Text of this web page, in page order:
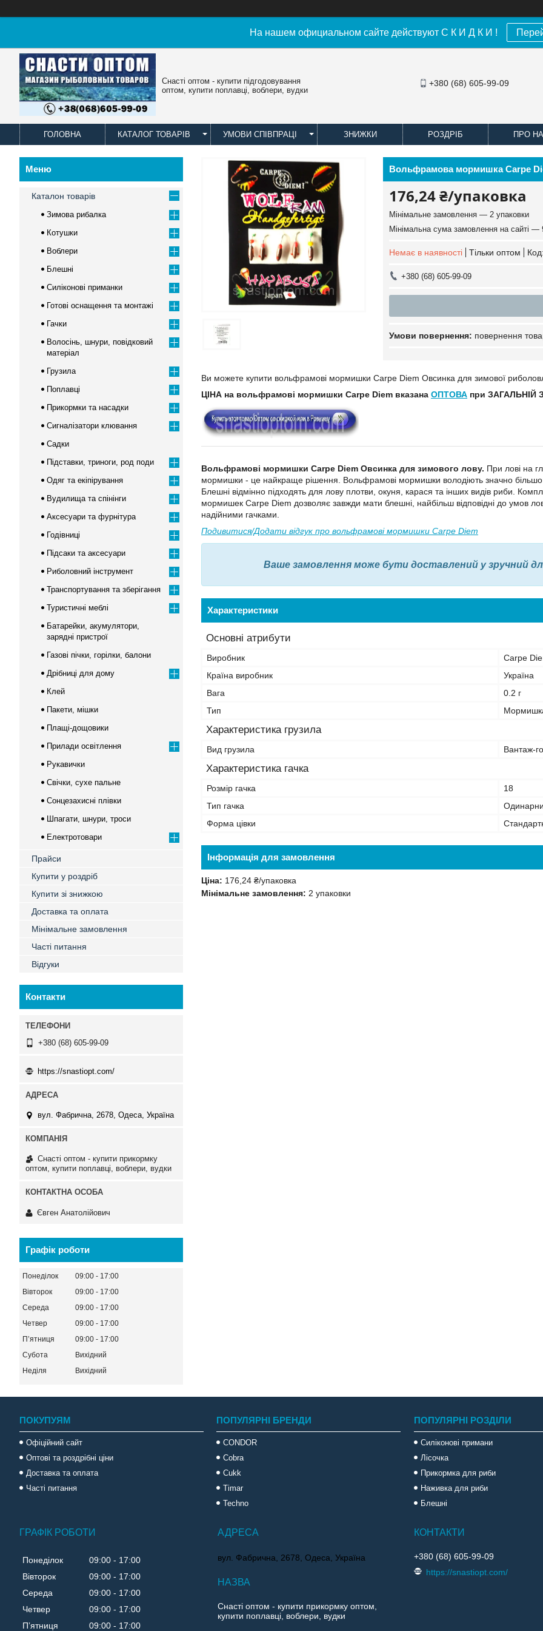
На нашем официальном сайте действуют С К И Д К И !
Снасті оптом - купити підгодовування
оптом, купити поплавці, воблери, вудки
+380 (68) 605-99-09
ГОЛОВНА КАТАЛОГ ТОВАРІВ УМОВИ СПІВПРАЦІ ЗНИЖКИ РОЗДРІБ ПРО
Вольфрамова мормишка Carpe
176,24 ₴/упаковка
Мінімальне замовлення — 2 упаковки
Мінімальна сума замовлення на сайті —
Немає в наявності Тільки оптом
+380 (68) 605-99-09
повернення
Ви можете купити вольфрамові мормишки Carpe Diem Овсинка для зимової
ЦІНА на вольфрамові мормишки Carpe Diem вказана ОПТОВА при ЗАГАЛЬНІЙ
Вольфрамові мормишки Carpe Diem Овсинка для зимового лову. При лові на
мормишки - це найкраще рішення. Вольфрамові мормишки володіють значно більшою
Блешні відмінно підходять для лову плотви, окуня, карася та інших видів риби.
мормишек Carpe Diem дозволяє завжди мати блешні, найбільш відповідні до умов
надійними гачками.
Подивитися/Додати відгук про вольфрамові мормишки Carpe Diem
Ваше замовлення може бути доставлений у зручний для
Характеристики
Основні атрибути
Виробник
Carpe
Країна виробник
Україна
Вага
0.2 г
Тип
Характеристика грузила
Вид грузила Вантаж-
Характеристика гачка
Розмір гачка
18
Тип гачка
Форма цівки
Інформація для замовлення
Ціна: 176,24 ₴/упаковка
Мінімальне замовлення: 2 упаковки
Каталон товарів
Зимова рибалка
Котушки
Воблери
Блешні
Силіконові приманки
Готові оснащення та монтажі
Гачки
Волосінь, шнури, повідковий
матеріал
Грузила
Поплавці
Прикормки та насадки
Сигналізатори клювання
Садки
Підставки, триноги, род поди
Одяг та екіпірування
Вудилища та спінінги
Аксесуари та фурнітура
Годівниці
Підсаки та аксесуари
Риболовний інструмент
Транспортування та зберігання
Туристичні меблі
Батарейки, акумулятори,
зарядні пристрої
Газові пічки, горілки, балони
Дрібниці для дому
Клей
Пакети, мішки
Плащі-дощовики
Прилади освітлення
Рукавички
Свічки, сухе пальне
Сонцезахисні плівки
Шпагати, шнури, троси
Електротовари
Прайси
Купити у роздріб
Купити зі знижкою
Доставка та оплата
Мінімальне замовлення
Часті питання
Відгуки
Контакти
+380 (68) 605-99-09
https://snastiopt.com/
вул. Фабрична, 2678, Одеса, Україна
Снасті оптом - купити прикормку
оптом, купити поплавці, воблери, вудки
Євген Анатолійович
Графік роботи
Понеділок 09:00
17:00
Вівторок
09:00
17:00
Середа
09:00
17:00
Четвер
09:00
17:00
Пʼятниця
09:00
17:00
Субота
Вихідний
Неділя
Вихідний
ПОКУПУЯМ
Офіційний сайт
Оптові та роздрібні ціни
Доставка та оплата
Часті питання
ПОПУЛЯРНІ БРЕНДИ
CONDOR
Cobra
Cukk
Timar
Techno
ПОПУЛЯРНІ РОЗДІЛИ
Силіконові примани
Лісочка
Прикормка для риби
Наживка для риби
Блешні
ГРАФІК РОБОТИ
Понеділок 09:00
17:00
Вівторок
09:00
17:00
Середа
09:00
17:00
Четвер
09:00
17:00
Пʼятниця
09:00 17:00
вул. Фабрична, 2678, Одеса, Україна
Снасті оптом - купити прикормку оптом,
купити поплавці, воблери, вудки
+380 (68) 605-99-09
https://snastiopt.com/